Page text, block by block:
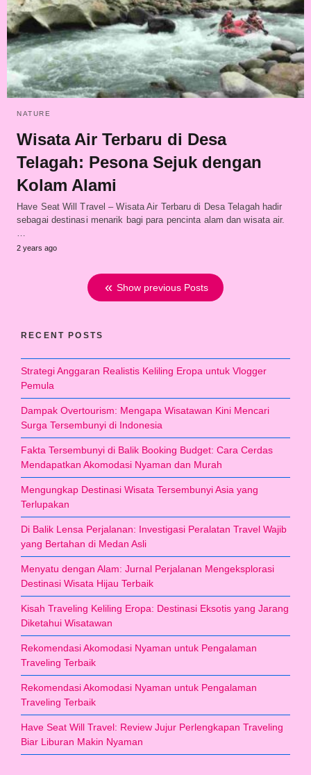
NATURE
Wisata Air Terbaru di Desa
Telagah: Pesona Sejuk dengan
Kolam Alami
Have Seat Will Travel – Wisata Air Terbaru di Desa Telagah hadir
sebagai destinasi menarik bagi para pencinta alam dan wisata air.
…
2 years ago
Show previous Posts
RECENT POSTS
Strategi Anggaran Realistis Keliling Eropa untuk Vlogger
Pemula
Dampak Overtourism: Mengapa Wisatawan Kini Mencari
Surga Tersembunyi di Indonesia
Fakta Tersembunyi di Balik Booking Budget: Cara Cerdas
Mendapatkan Akomodasi Nyaman dan Murah
Mengungkap Destinasi Wisata Tersembunyi Asia yang
Terlupakan
Di Balik Lensa Perjalanan: Investigasi Peralatan Travel Wajib
yang Bertahan di Medan Asli
Menyatu dengan Alam: Jurnal Perjalanan Mengeksplorasi
Destinasi Wisata Hijau Terbaik
Kisah Traveling Keliling Eropa: Destinasi Eksotis yang Jarang
Diketahui Wisatawan
Rekomendasi Akomodasi Nyaman untuk Pengalaman
Traveling Terbaik
Rekomendasi Akomodasi Nyaman untuk Pengalaman
Traveling Terbaik
Have Seat Will Travel: Review Jujur Perlengkapan Traveling
Biar Liburan Makin Nyaman